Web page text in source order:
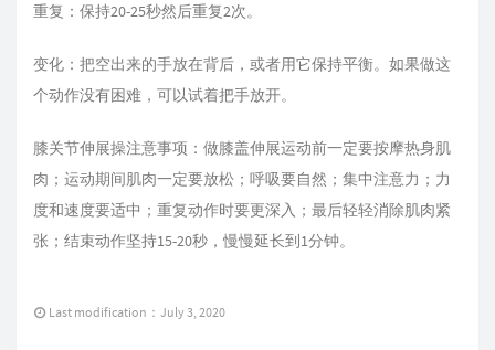
重复：保持20-25秒然后重复2次。
变化：把空出来的手放在背后，或者用它保持平衡。如果做这
个动作没有困难，可以试着把手放开。
膝关节伸展操注意事项：做膝盖伸展运动前一定要按摩热身肌
肉；运动期间肌肉一定要放松；呼吸要自然；集中注意力；力
度和速度要适中；重复动作时要更深入；最后轻轻消除肌肉紧
张；结束动作坚持15-20秒，慢慢延长到1分钟。
Last modification：July 3, 2020